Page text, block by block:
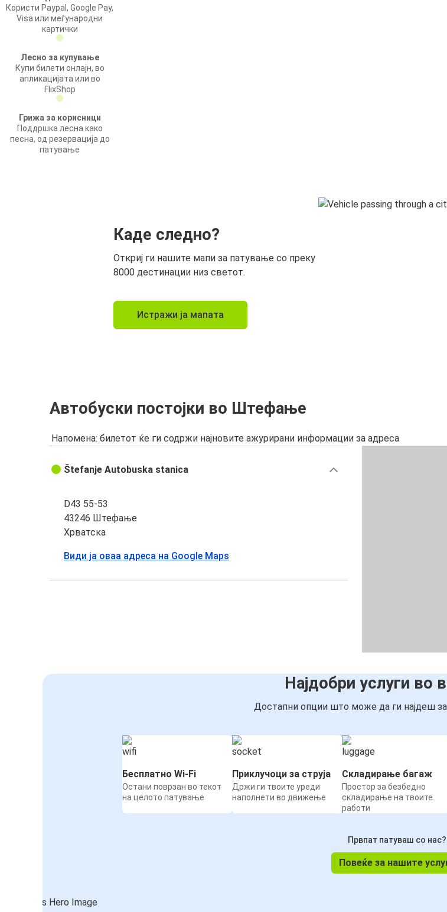
Користи Paypal, Google Pay,
Visa или меѓународни
картички
Лесно за купување
Купи билети онлајн, во
апликацијата или во
FlixShop
Грижа за корисници
Поддршка лесна како
песна, од резервација до
патување
Каде следно?
Откриј ги нашите мапи за патување со преку
8000 дестинации низ светот.
Истражи ја мапата
Автобуски постојки во Штефање
Напомена: билетот ќе ги содржи најновите ажурирани информации за адреса
Štefanje Autobuska stanica
D43 55-53
43246 Штефање
Хрватска
Види ја оваа адреса на Google Maps
Најдобри услуги во
Достапни опции што може да ги најдеш
Бесплатно Wi-Fi
Остани поврзан во текот
на целото патување
Приклучоци за струја
Држи ги твоите уреди
наполнети во движење
Складирање багаж
Простор за безбедно
складирање на твоите
работи
Првпат патуваш со нас?
Повеќе за нашите